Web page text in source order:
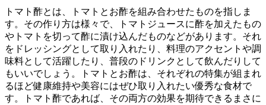
トマト酢とは、トマトとお酢を組み合わせたものを指しま
す。その作り方は様々で、トマトジュースに酢を加えたもの
やトマトを切って酢に漬け込んだものなどがあります。それ
をドレッシングとして取り入れたり、料理のアクセントや調
味料として活躍したり、普段のドリンクとして飲んだりして
もいいでしょう。トマトとお酢は、それぞれの特集が組まれ
るほど健康維持や美容にはぜひ取り入れたい優秀な食材で
す。トマト酢であれば、その両方の効果を期待できるまさに